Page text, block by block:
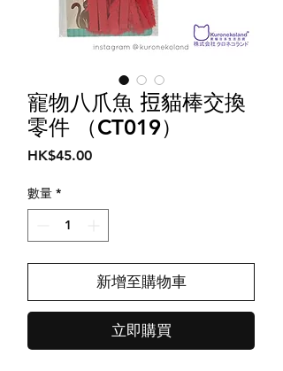
寵物八爪魚 𢭃貓棒交換
零件 （CT019）
HK$45.00價
數量 *
新增至購物車
立即購買